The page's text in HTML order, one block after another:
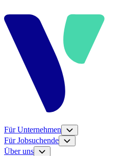
Für Unternehmen
Für Jobsuchende
Über uns